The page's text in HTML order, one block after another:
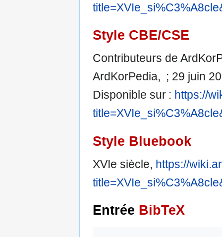
Style CBE/CSE
Contributeurs de
ArdKorPedia, ; 29 juin
Disponible sur : https://
Style Bluebook
XVIe siècle, https://
Entrée BibTeX